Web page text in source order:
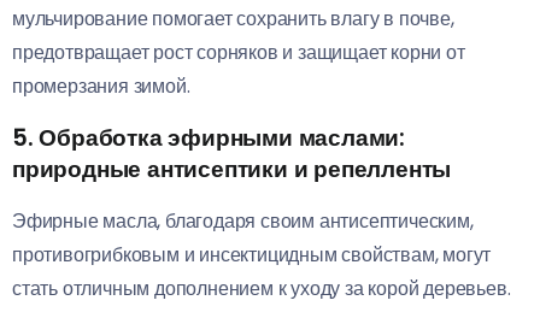
мульчирование помогает сохранить влагу в почве,
предотвращает рост сорняков и защищает корни от
промерзания зимой.
5. Обработка эфирными маслами:
природные антисептики и репелленты
Эфирные масла, благодаря своим антисептическим,
противогрибковым и инсектицидным свойствам, могут
стать отличным дополнением к уходу за корой деревьев.